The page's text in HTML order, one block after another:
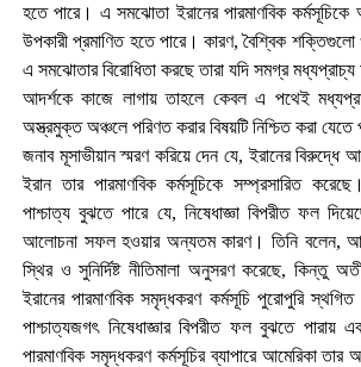
হতে পারে। এ সমঝোতা ইরানের পারমাণবিক
উপকারী প্রমাণিত হতে পারে। কারণ, বৈশ্বিক শক্তিগুলো
এ সমঝোতার বিরোধিতা করছে তারা যদি সমগ্র
আদর্শকে কাজে লাগায় তাহলে কেবল এ পথেই
অস্ত্রমুক্ত অঞ্চলে পরিণত করার বিষয়টি নিশ্চিত করা যেতে
জনাব মূসাভীয়ান স্মরণ করিয়ে দেন যে, ইরানের বিরুদ্ধে
ইরান তার পারমাণবিক কর্মসূচিকে সম্প্রসারিত
পাশ্চাত্য বুঝতে পারে যে, নিষেধাজ্ঞা বিপরীত ফল
আলোচনা সফল হওয়ার অন্যতম কারণ। তিনি বলেন,
স্থির ও সুনির্দিষ্ট নীতিমালা অনুসরণ করেছে, কিন্তু
ইরানের পারমাণবিক সমৃদ্ধকরণ কর্মসূচি পুরোপুরি
পাশ্চাত্যজগৎ নিষেধাজ্ঞার বিপরীত ফল বুঝতে পারায়
পারমাণবিক সমৃদ্ধকরণ কর্মসূচির ব্যাপারে আমেরিকা